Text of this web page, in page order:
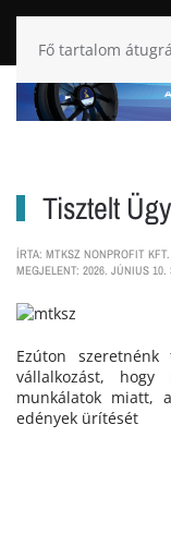
Fő tartalom
Tisztelt
ÍRTA: MTKSZ NONPROFIT KFT.
MEGJELENT: 2026. JÚNIUS 10.
Ezúton
vállalkozást,
munkálatok miatt,
edények ürítését